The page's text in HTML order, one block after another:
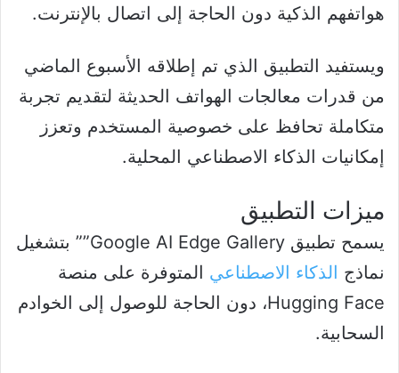
هواتفهم الذكية دون الحاجة إلى اتصال بالإنترنت.
ويستفيد التطبيق الذي تم إطلاقه الأسبوع الماضي
من قدرات معالجات الهواتف الحديثة لتقديم تجربة
متكاملة تحافظ على خصوصية المستخدم وتعزز
إمكانيات الذكاء الاصطناعي المحلية.
ميزات التطبيق
يسمح تطبيق Google AI Edge Gallery”” بتشغيل
نماذج الذكاء الاصطناعي المتوفرة على منصة
Hugging Face، دون الحاجة للوصول إلى الخوادم
السحابية.